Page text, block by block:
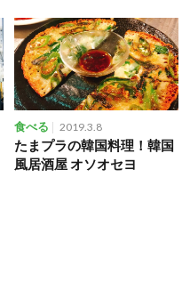
食べる 2019.3.8
たまプラの韓国料理！韓国
風居酒屋 オソオセヨ